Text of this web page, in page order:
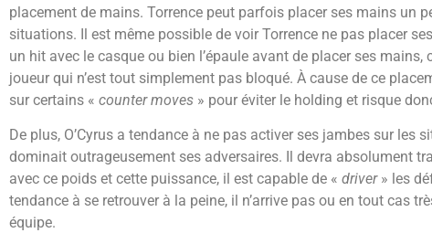
placement de mains. Torrence peut parfois placer ses mains un
situations. Il est même possible de voir Torrence ne pas placer
un hit avec le casque ou bien l’épaule avant de placer ses
joueur qui n’est tout simplement pas bloqué. À cause de ce
sur certains « counter moves » pour éviter le holding et risque
De plus, O’Cyrus a tendance à ne pas activer ses jambes sur
dominait outrageusement ses adversaires. Il devra absolument
avec ce poids et cette puissance, il est capable de « driver» les
tendance à se retrouver à la peine, il n’arrive pas ou en tout cas
équipe.